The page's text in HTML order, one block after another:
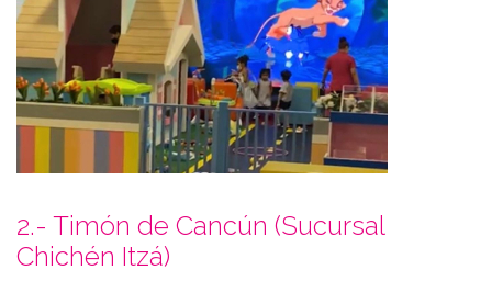
2.- Timón de Cancún (Sucursal
Chichén Itzá)